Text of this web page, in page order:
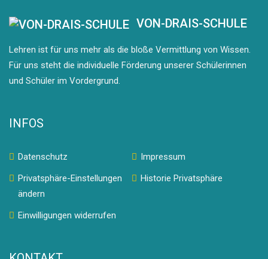
VON-DRAIS-SCHULE
Lehren ist für uns mehr als die bloße Vermittlung von Wissen.
Für uns steht die individuelle Förderung unserer Schülerinnen
und Schüler im Vordergrund.
INFOS
Datenschutz
Impressum
Privatsphäre-Einstellungen
ändern
Historie Privatsphäre
Einwilligungen widerrufen